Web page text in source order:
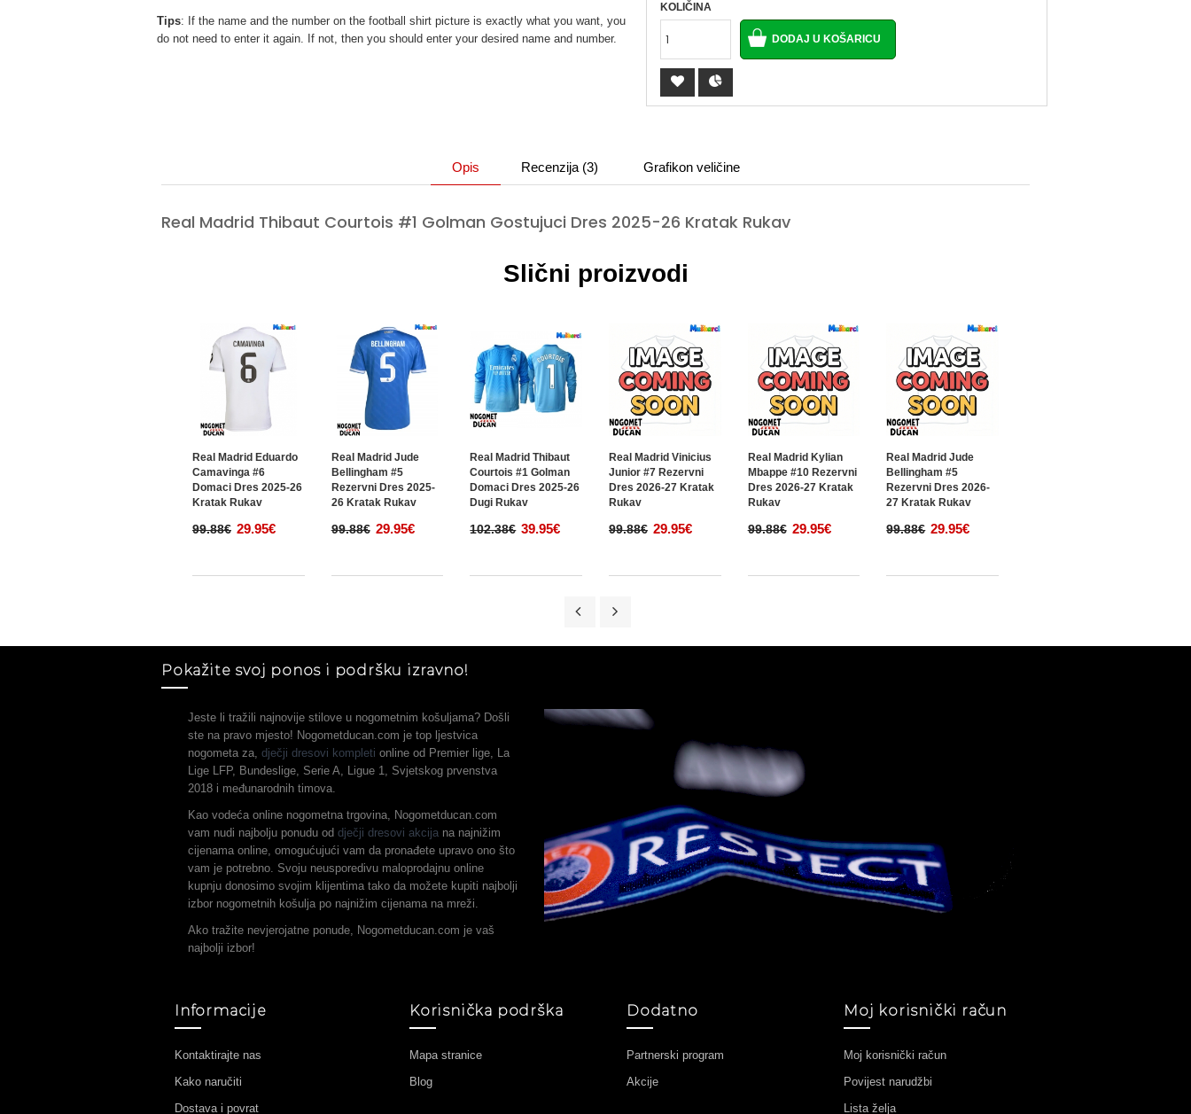
Tips: If the name and the number on the football shirt picture is exactly what you want, you
do not need to enter it again. If not, then you should enter your desired name and number.
KOLIČINA
Opis Recenzija (3) Grafikon veličine
Real Madrid Thibaut Courtois #1 Golman Gostujuci Dres 2025-26 Kratak Rukav
Slični proizvodi
Real Madrid Eduardo
Camavinga #6
Domaci Dres 2025-26
Kratak Rukav
99.88€ 29.95€
Real Madrid Jude
Bellingham #5
Rezervni Dres 2025-
26 Kratak Rukav
99.88€ 29.95€
Real Madrid Thibaut
Courtois #1 Golman
Domaci Dres 2025-26
Dugi Rukav
102.38€ 39.95€
Real Madrid Vinicius
Junior #7 Rezervni
Dres 2026-27 Kratak
Rukav
99.88€ 29.95€
Real Madrid Kylian
Mbappe #10 Rezervni
Dres 2026-27 Kratak
Rukav
99.88€ 29.95€
Real Madrid Jude
Bellingham #5
Rezervni Dres 2026-
27 Kratak Rukav
99.88€ 29.95€
Pokažite svoj ponos i podršku izravno!
Jeste li tražili najnovije stilove u nogometnim košuljama? Došli
ste na pravo mjesto! Nogometducan.com je top ljestvica
nogometa za, dječji dresovi kompleti online od Premier lige, La
Lige LFP, Bundeslige, Serie A, Ligue 1, Svjetskog prvenstva
2018 i međunarodnih timova.
Kao vodeća online nogometna trgovina, Nogometducan.com
vam nudi najbolju ponudu od dječji dresovi akcija na najnižim
cijenama online, omogućujući vam da pronađete upravo ono što
vam je potrebno. Svoju neusporedivu maloprodajnu online
kupnju donosimo svojim klijentima tako da možete kupiti najbolji
izbor nogometnih košulja po najnižim cijenama na mreži.
Ako tražite nevjerojatne ponude, Nogometducan.com je vaš
najbolji izbor!
Informacije
Kontaktirajte nas
Kako naručiti
Dostava i povrat
Korisnička podrška
Mapa stranice
Blog
Dodatno
Partnerski program
Akcije
Moj korisnički račun
Moj korisnički račun
Povijest narudžbi
Lista želja